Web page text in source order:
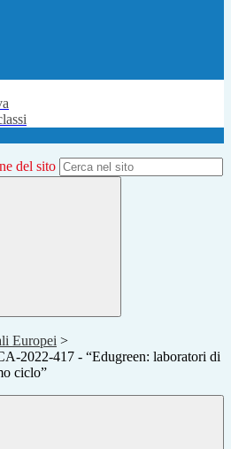
del sito
Europei >
2022-417 - “Edugreen: laboratori di
ciclo”